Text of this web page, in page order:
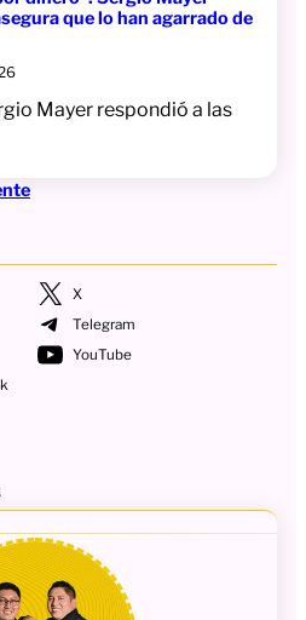
que lo han agarrado de
Mayer respondió a las
X
Telegram
YouTube